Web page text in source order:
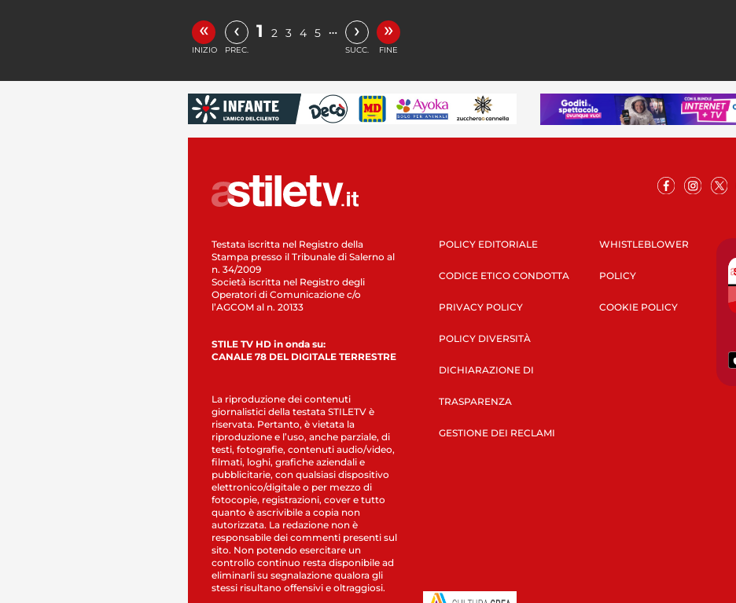
«
INIZIO
‹
PREC.
1 2 3 4 5 … ›
SUCC.
»
FINE
Testata iscritta nel Registro della
Stampa presso il Tribunale di Salerno al
n. 34/2009
Società iscritta nel Registro degli
Operatori di Comunicazione c/o
l’AGCOM al n. 20133
STILE TV HD in onda su:
CANALE 78 DEL DIGITALE TERRESTRE
La riproduzione dei contenuti
giornalistici della testata STILETV è
riservata. Pertanto, è vietata la
riproduzione e l’uso, anche parziale, di
testi, fotografie, contenuti audio/video,
filmati, loghi, grafiche aziendali e
pubblicitarie, con qualsiasi dispositivo
elettronico/digitale o per mezzo di
fotocopie, registrazioni, cover e tutto
quanto è ascrivibile a copia non
autorizzata. La redazione non è
responsabile dei commenti presenti sul
sito. Non potendo esercitare un
controllo continuo resta disponibile ad
eliminarli su segnalazione qualora gli
stessi risultano offensivi e oltraggiosi.
POLICY EDITORIALE
CODICE ETICO CONDOTTA
PRIVACY POLICY
POLICY DIVERSITÀ
DICHIARAZIONE DI
TRASPARENZA
GESTIONE DEI RECLAMI
WHISTLEBLOWER
POLICY
COOKIE POLICY